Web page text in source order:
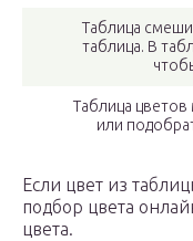
Таблица
таблица. В
Таблица цветов
или
Если цвет из
подбор цвета
цвета.